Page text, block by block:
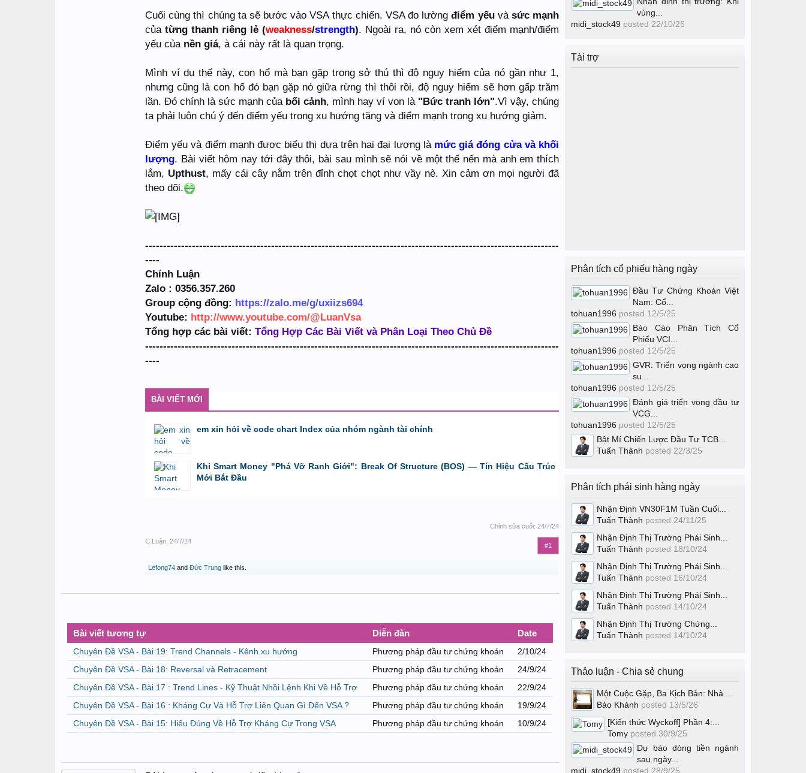
Cuối cùng thì chúng ta sẽ bước vào VSA thực chiến. VSA đo lườngđiểm yếuvà sức mạnh
của từng thanh riêng lẻ (weakness/strength). Ngoài ra, nó còn xem xét điểm mạnh/điểm
yếu của nền giá, à cái này rất là quan trọng.
Mình ví dụ thế này, con hổ mà bạn gặp trong sở thú thì độ nguy hiểm của nó gần như 1,
nhưng cũng là con hổ đó bạn gặp nó giữa rừng thì thôi rồi, độ nguy hiểm sẽ hơn gấp trăm
lần. Đó chính là sức mạnh của bối cảnh, mình hay ví von là "Bức tranh lớn".Vì vậy, chúng
ta phải luôn chú ý đến điểm yếu trong xu hướng tăng và điểm mạnh trong xu hướng giảm.
Điểm yếu và điểm mạnh được biểu thị dựa trên hai đại lượng là mức giá đóng cửa và khối
lượng. Bài viết hôm nay tới đây thôi, bài sau mình sẽ nói về một thế nến mà anh em thích
lắm, Upthust, mấy cái cây nằm trên đỉnh chọt chọt như vầy nè. Xin cảm ơn mọi người đã
theo dõi.
-------------------------------------------------------------------------------------------------------------------
----
Chính Luận
Zalo : 0356.357.260
Group cộng đồng: https://zalo.me/g/uxiizs694
Youtube: http://www.youtube.com/@LuanVsa
Tổng hợp các bài viết: Tổng Hợp Các Bài Viết và Phân Loại Theo Chủ Đề
-------------------------------------------------------------------------------------------------------------------
----
BÀI VIẾT MỚI
em xin hỏi về code chart Index của nhóm ngành tài chính
bởi GiaBao09052000 ,8/7/26 lúc 10:21
Khi Smart Money "Phá Vỡ Ranh Giới": Break Of Structure (BOS) — Tín Hiệu Cấu Trúc
Mới Bắt Đầu
Chỉnh sửa cuối: 24/7/24
C.Luận 24/7/24
#1
Lefong74 and Đức Trung like this.
Bài viết tương tự Diễn đàn Date
Chuyên Đề VSA - Bài 19: Trend Channels - Kênh xu hướng Phương pháp đầu tư chứng khoán
2/10/24
Chuyên Đề VSA - Bài 18: Reversal và Retracement
Phương pháp đầu tư chứng khoán
24/9/24
Chuyên Đề VSA - Bài 17 : Trend Lines - Kỹ Thuật Nhồi Lệnh Khi Về Hỗ Trợ
Phương pháp đầu tư chứng khoán
22/9/24
Chuyên Đề VSA - Bài 16 : Kháng Cự Và Hỗ Trợ Liên Quan Gì Đến VSA ?
Phương pháp đầu tư chứng khoán
19/9/24
Chuyên Đề VSA - Bài 15: Hiểu Đúng Về Hỗ Trợ Kháng Cự Trong VSA
Phương pháp đầu tư chứng khoán 10/9/24
vùng...
midi_stock49 posted 22/10/25
Tài trợ
Phân tích cổ phiếu hàng ngày
Đầu Tư Chứng Khoán Việt
Nam: Cổ...
tohuan1996 posted 12/5/25
Báo Cáo Phân Tích Cổ
Phiếu VCI...
tohuan1996 posted 12/5/25
GVR: Triển vọng ngành cao
su...
tohuan1996 posted 12/5/25
Đánh giá triển vọng đầu tư
VCG...
tohuan1996 posted 12/5/25
Bật Mí Chiến Lược Đầu Tư TCB...
Tuấn Thành posted 22/3/25
Phân tích phái sinh hàng ngày
Nhận Định VN30F1M Tuần Cuối...
Tuấn Thành posted 24/11/25
Nhận Định Thị Trường Phái Sinh...
Tuấn Thành posted 18/10/24
Nhận Định Thị Trường Phái Sinh...
Tuấn Thành posted 16/10/24
Nhận Định Thị Trường Phái Sinh...
Tuấn Thành posted 14/10/24
Nhận Định Thị Trường Chứng...
Tuấn Thành posted 14/10/24
Thảo luận - Chia sẻ chung
Một Cuộc Gặp, Ba Kịch Bản: Nhà...
Bảo Khánh posted 13/5/26
[Kiến thức Wyckoff] Phần 4:...
Tomy posted 30/9/25
Dự báo dòng tiền ngành
sau ngày...
midi_stock49 posted 28/9/25